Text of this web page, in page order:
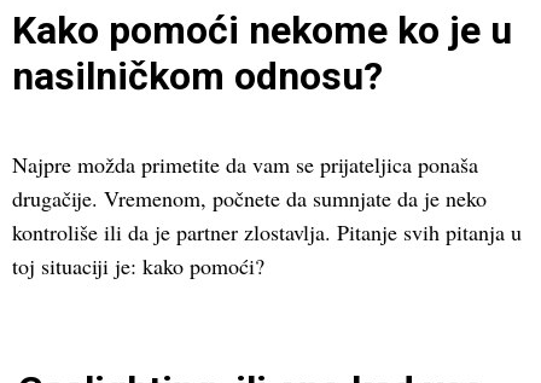
Kako pomoći nekome ko je u
nasilničkom odnosu?
Najpre možda primetite da vam se prijateljica ponaša
drugačije. Vremenom, počnete da sumnjate da je neko
kontroliše ili da je partner zlostavlja. Pitanje svih pitanja u
toj situaciji je: kako pomoći?